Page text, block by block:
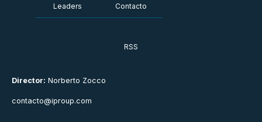
Director: Norberto Zocco
contacto@iproup.com
Leaders Contacto
RSS